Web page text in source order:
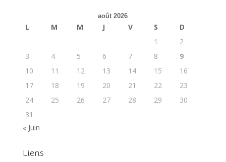
août 2026
L M M J V S
D
1
2
3
4 5 6 7 8
9
10
11 12 13 14 15
16
17
18 19 20 21 22
23
24
25 26 27 28 29
30
31
« Juin
Liens